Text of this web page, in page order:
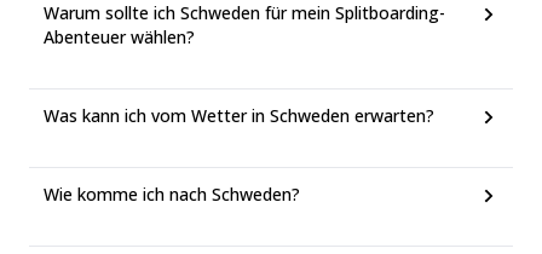
Warum sollte ich Schweden für mein Splitboarding-
Abenteuer wählen?
Was kann ich vom Wetter in Schweden erwarten?
Wie komme ich nach Schweden?